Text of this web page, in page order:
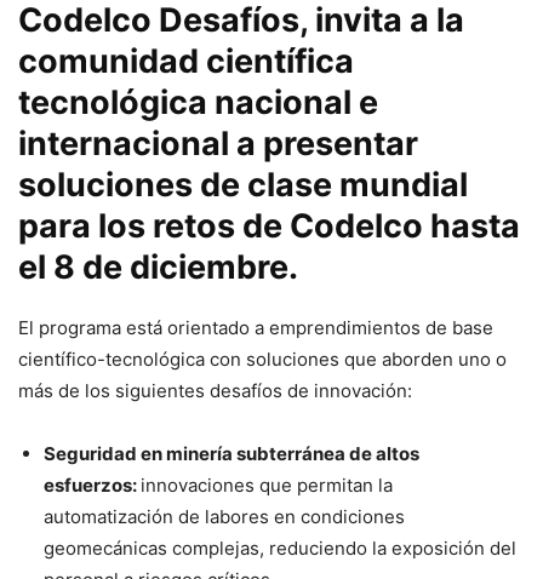
Codelco Desafíos, invita a la
comunidad científica
tecnológica nacional e
internacional a presentar
soluciones de clase mundial
para los retos de Codelco hasta
el 8 de diciembre.
El programa está orientado a emprendimientos de base
científico-tecnológica con soluciones que aborden uno o
más de los siguientes desafíos de innovación:
Seguridad en minería subterránea de altos
esfuerzos: innovaciones que permitan la
automatización de labores en condiciones
geomecánicas complejas, reduciendo la exposición del